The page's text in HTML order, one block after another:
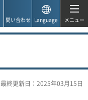
問い合わせ Language メニュー
最終更新日：2025年03月15日